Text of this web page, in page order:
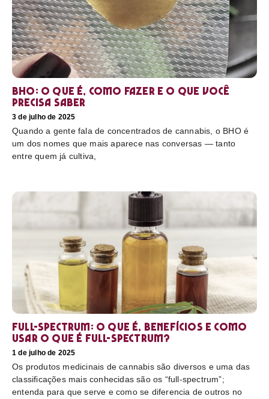
BHO: o que é, como fazer e o que você
precisa saber
3 de julho de 2025
Quando a gente fala de concentrados de cannabis, o BHO é
um dos nomes que mais aparece nas conversas — tanto
entre quem já cultiva,
Full-Spectrum: O que é, benefícios e como
usar O que é full-spectrum?
1 de julho de 2025
Os produtos medicinais de cannabis são diversos e uma das
classificações mais conhecidas são os “full-spectrum”;
entenda para que serve e como se diferencia de outros no